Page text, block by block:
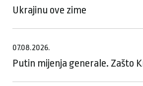
Ukrajinu ove zime
07.08.2026.
Putin mijenja generale. Zašto